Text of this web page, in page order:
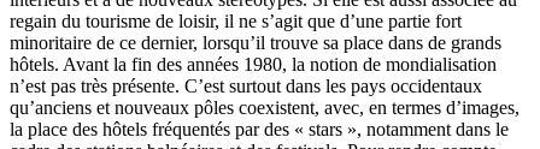
regain du tourisme de loisir, il ne s’agit que d’une partie fort
minoritaire de ce dernier, lorsqu’il trouve sa place dans de grands
hôtels. Avant la fin des années 1980, la notion de mondialisation
n’est pas très présente. C’est surtout dans les pays occidentaux
qu’anciens et nouveaux pôles coexistent, avec, en termes d’images,
la place des hôtels fréquentés par des « stars », notamment dans le